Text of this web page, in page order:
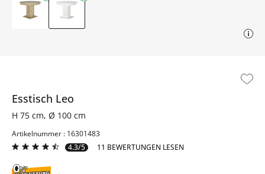
Esstisch Leo
H 75 cm, Ø 100 cm
Artikelnummer : 16301483
4.3/5
11 BEWERTUNGEN LESEN